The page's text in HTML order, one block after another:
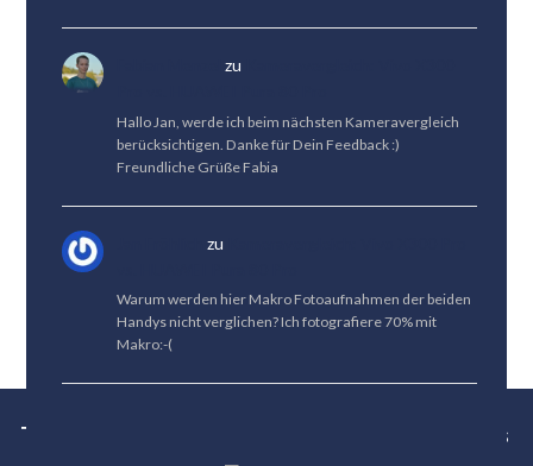
zu
Hallo Jan, werde ich beim nächsten Kameravergleich
berücksichtigen. Danke für Dein Feedback :)
Freundliche Grüße Fabia
zu
Warum werden hier Makro Fotoaufnahmen der beiden
Handys nicht verglichen? Ich fotografiere 70% mit
Makro:-(
Tests
Über uns